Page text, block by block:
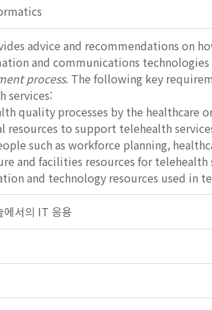
advice and recommendations
and communications
process. The following key
services:
quality processes by the healthcare
resources to support telehealth
such as workforce planning,
and facilities resources for telehealth
and technology resources used in
서의 IT 응용